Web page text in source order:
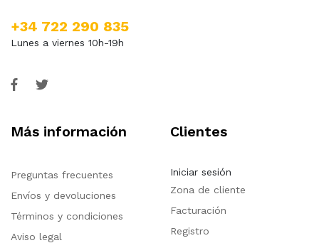
+34 722 290 835
Lunes a viernes 10h-19h
Más información
Preguntas frecuentes
Envíos y devoluciones
Términos y condiciones
Aviso legal
Clientes
Iniciar sesión
Zona de cliente
Facturación
Registro